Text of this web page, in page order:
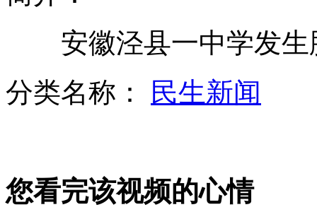
巴格达汽车爆炸袭击致百人死伤
暴雨袭击澳洲引致洪水 住宅被淹没
安徽泾县一中学发生
分类名称：
民生新闻
您看完该视频的心情